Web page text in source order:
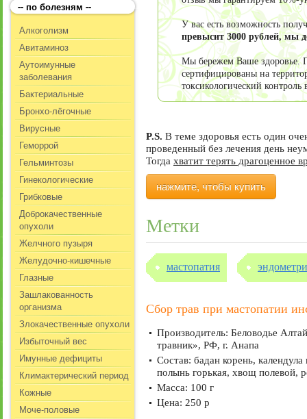
-- по болезням --
Алкоголизм
Авитаминоз
Аутоимунные
заболевания
Бактериальные
Бронхо-лёгочные
Вирусные
Геморрой
Гельминтозы
Гинекологические
Грибковые
Доброкачественные
опухоли
Желчного пузыря
Желудочно-кишечные
Глазные
Зашлакованность
организма
Злокачественные опухоли
Избыточный вес
Имунные дефициты
Климактерический период
Кожные
Моче-половые
У вас есть возможность
превысит 3000 рублей, мы
Мы бережем Ваше здоровье.
сертифицированы на
токсикологический контроль
P.S. В теме здоровья есть один
проведенный без лечения день
Тогда хватит терять драгоценное
нажмите, чтобы купить
Метки
мастопатия
Сбор трав при мастопатии
Производитель: Беловодье
травник», РФ, г. Анапа
Состав: бадан корень,
полынь горькая, хвощ полевой,
Масса: 100 г
Цена: 250 р